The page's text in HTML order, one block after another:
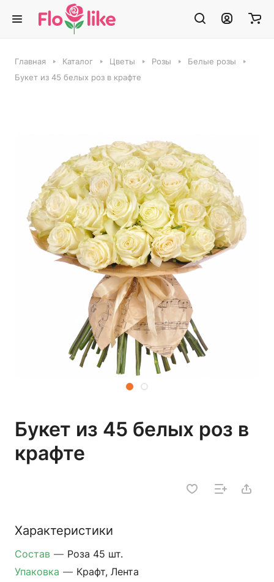
Главная Каталог Цветы Розы
Белые розы
Букет из 45 белых роз в крафте
Букет из 45 белых роз в
крафте
Характеристики
Состав — Роза 45 шт.
Упаковка — Крафт, Лента